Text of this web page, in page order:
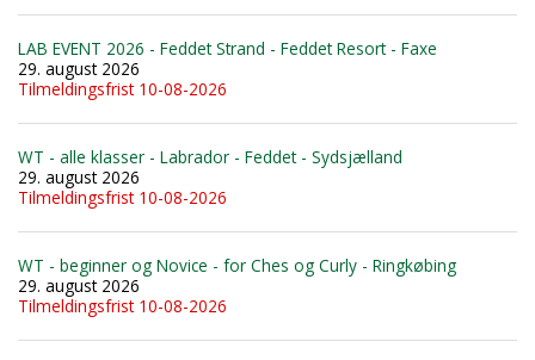
LAB EVENT 2026 - Feddet Strand - Feddet Resort - Faxe
29. august 2026
Tilmeldingsfrist 10-08-2026
WT - alle klasser - Labrador - Feddet - Sydsjælland
29. august 2026
Tilmeldingsfrist 10-08-2026
WT - beginner og Novice - for Ches og Curly - Ringkøbing
29. august 2026
Tilmeldingsfrist 10-08-2026